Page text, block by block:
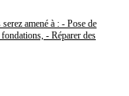
amené à : - Pose de
- Réparer des